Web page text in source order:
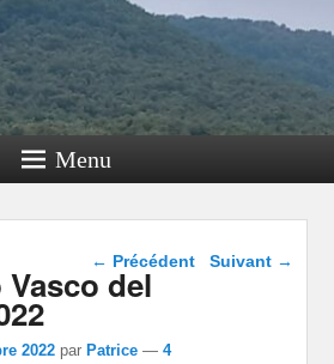
Menu
Navigation dans les
← Précédent Suivant →
del
2022 parPatrice —4